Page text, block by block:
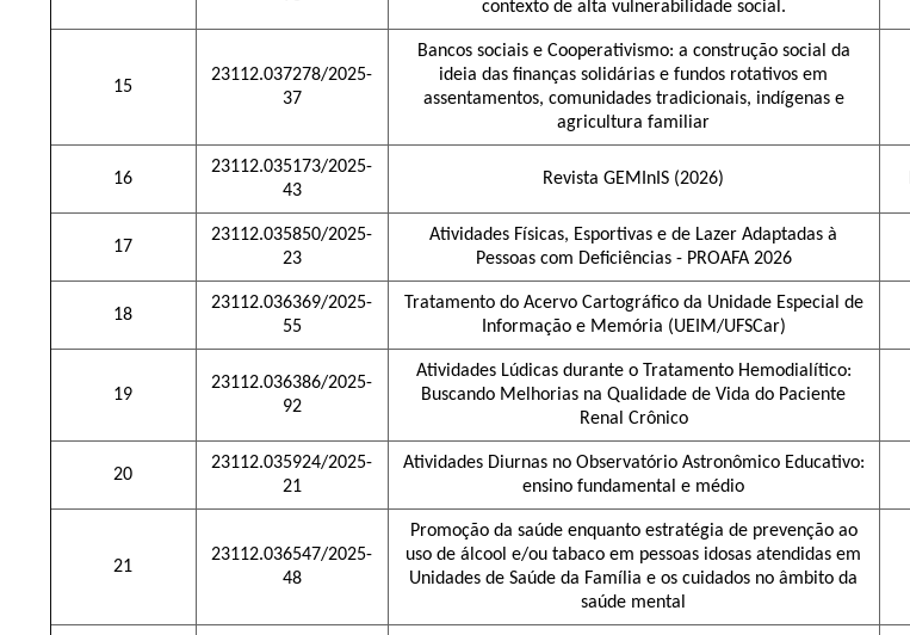
contexto de alta vulnerabilidade social.
15
23112.037278/2025-
37
Bancos sociais e Cooperativismo: a construção social da
ideia das finanças solidárias e fundos rotativos em
assentamentos, comunidades tradicionais, indígenas e
agricultura familiar
16
23112.035173/2025-
43
Revista GEMInIS (2026)
17
23112.035850/2025-
23
Atividades Físicas, Esportivas e de Lazer Adaptadas à
Pessoas com Deficiências - PROAFA 2026
18
23112.036369/2025-
55
Tratamento do Acervo Cartográfico da Unidade Especial de
Informação e Memória (UEIM/UFSCar)
19
23112.036386/2025-
92
Atividades Lúdicas durante o Tratamento Hemodialítico:
Buscando Melhorias na Qualidade de Vida do Paciente
Renal Crônico
20
23112.035924/2025-
21
Atividades Diurnas no Observatório Astronômico Educativo:
ensino fundamental e médio
21
23112.036547/2025-
48
Promoção da saúde enquanto estratégia de prevenção ao
uso de álcool e/ou tabaco em pessoas idosas atendidas em
Unidades de Saúde da Família e os cuidados no âmbito da
saúde mental